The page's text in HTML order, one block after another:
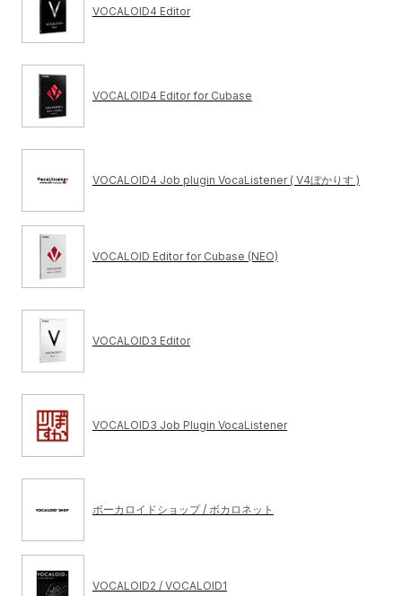
VOCALOID4 Editor
VOCALOID4 Editor for Cubase
VOCALOID4 Job plugin VocaListener ( V4ぼかりす )
VOCALOID Editor for Cubase (NEO)
VOCALOID3 Editor
VOCALOID3 Job Plugin VocaListener
ボーカロイドショップ / ボカロネット
VOCALOID2 / VOCALOID1